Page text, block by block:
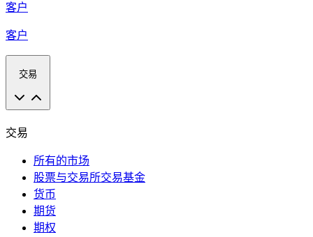
客户
客户
交易
交易
所有的市场
股票与交易所交易基金
货币
期货
期权